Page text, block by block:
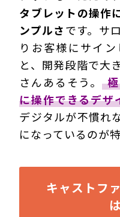
タブレットの操作
ンプルさです。サ
りお客様にサイ
と、開発段階で大
さんあるそう。
に操作できるデザ
デジタルが不慣れ
になっているのが
キャストフ